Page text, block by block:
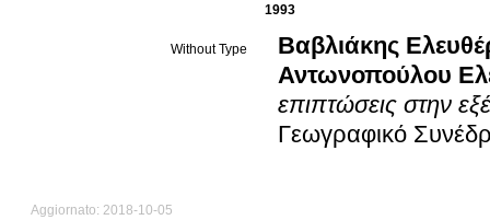
1993
Without Type
Βαβλιάκης
Αντωνοπούλου
επιπτώσεις στην
Γεωγραφικό
Aggiornato: 2018-10-05